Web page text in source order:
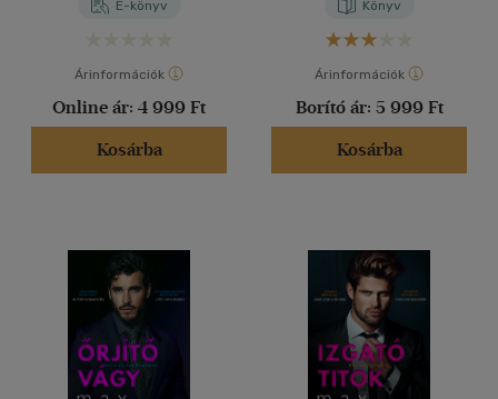
E-könyv
Árinformációk
Online ár: 4 999 Ft
Kosárba
Könyv
Árinformációk
Borító ár: 5 999 Ft
Kosárba